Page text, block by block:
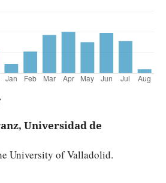
Universidad de
University of Valladolid.